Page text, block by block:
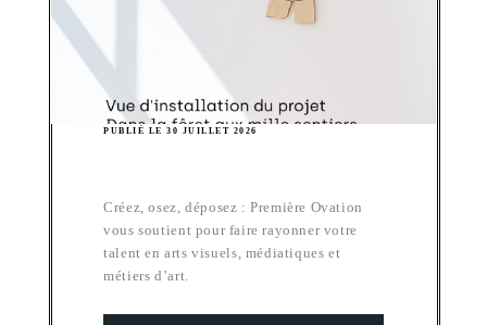
Appel de projets -
Première Ovation
automne 2026
PUBLIÉ LE 30 JUILLET 2026
Créez, osez, déposez : Première Ovation
vous soutient pour faire rayonner votre
talent en arts visuels, médiatiques et
métiers d’art.